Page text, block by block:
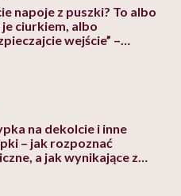
napoje z puszki? To albo
ciurkiem, albo
wejście” –
na dekolcie i inne
– jak rozpoznać
a jak wynikające z